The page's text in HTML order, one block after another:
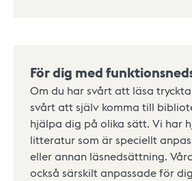
För dig med
Om du har svårt att läsa
svårt att själv komma till
hjälpa dig på olika sätt. Vi har
litteratur som är speciellt
eller annan läsnedsättning.
också särskilt anpassade för